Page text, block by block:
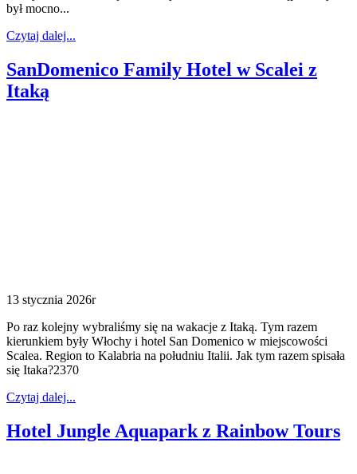
był mocno...
Czytaj dalej...
SanDomenico Family Hotel w Scalei z
Itaką
13 stycznia 2026r
Po raz kolejny wybraliśmy się na wakacje z Itaką. Tym razem
kierunkiem były Włochy i hotel San Domenico w miejscowości
Scalea. Region to Kalabria na południu Italii. Jak tym razem spisała
się Itaka?2370
Czytaj dalej...
Hotel Jungle Aquapark z Rainbow Tours